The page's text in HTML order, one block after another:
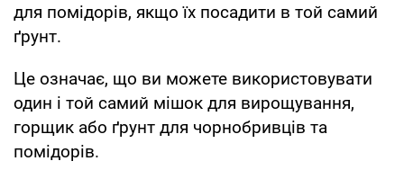
для помідорів, якщо їх посадити в той самий
ґрунт.
Це означає, що ви можете використовувати
один і той самий мішок для вирощування,
горщик або ґрунт для чорнобривців та
помідорів.